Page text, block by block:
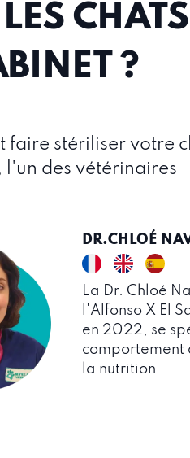
?
faire stériliser votre
des vétérinaires
DR.CHLOÉ
La Dr. Chloé
l'Alfonso X El
en 2022, se
comportement
la nutrition